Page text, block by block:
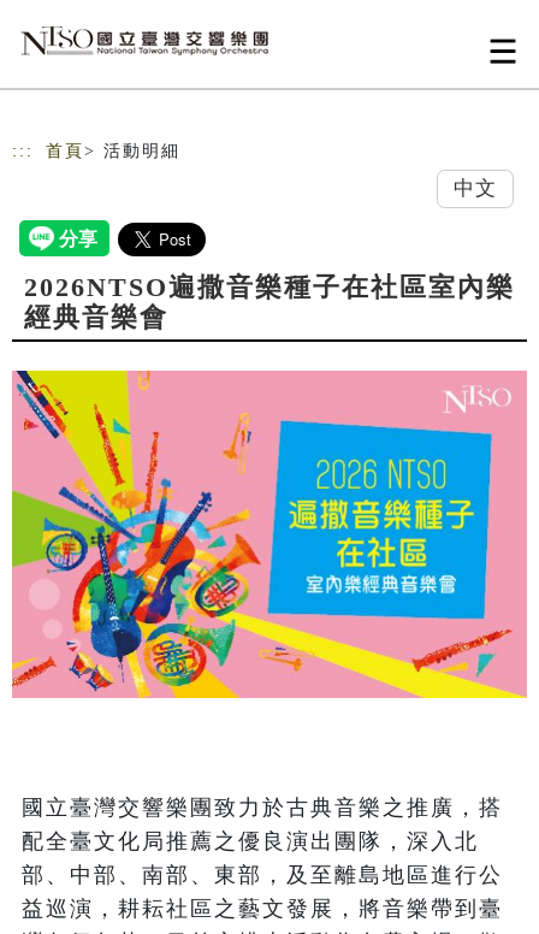
::: 首頁 > 活動明細
中文
2026NTSO遍撒音樂種子在社區室內樂
經典音樂會
國立臺灣交響樂團致力於古典音樂之推廣，搭
配全臺文化局推薦之優良演出團隊，深入北
部、中部、南部、東部，及至離島地區進行公
益巡演，耕耘社區之藝文發展，將音樂帶到臺